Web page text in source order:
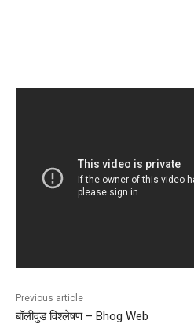
Previous article
बॉलीवुड विश्लेषण – Bhog Web